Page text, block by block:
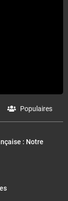
Populaires
: Notre